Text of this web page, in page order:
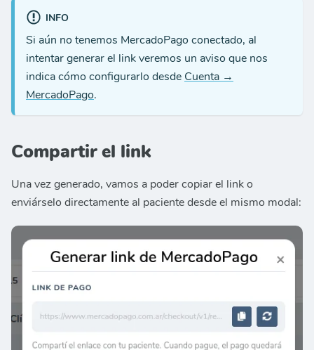
INFO
Si aún no tenemos MercadoPago conectado, al
intentar generar el link veremos un aviso que nos
indica cómo configurarlo desdeCuenta →
MercadoPago.
Compartir el link
Una vez generado, vamos a poder copiar el link o
enviárselo directamente al paciente desde el mismo modal: